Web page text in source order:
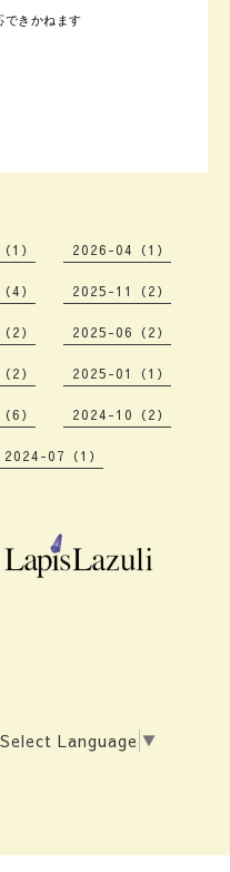
できかねます
1） 2026-04（1）
4） 2025-11（2）
2） 2025-06（2）
2） 2025-01（1）
6） 2024-10（2）
2024-07（1）
Select Language ▼